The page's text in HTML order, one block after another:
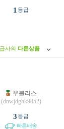
1 등급
사의 다른상품
우블리스
(dnwjdghk9852)
3등급
빠른배송